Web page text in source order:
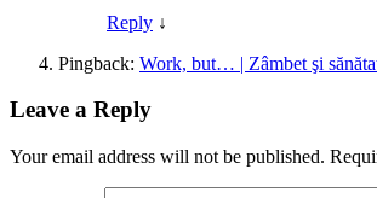
Reply ↓
Pingback: Work, but… | Zâmbet şi
Leave a Reply
Your email address will not be published.